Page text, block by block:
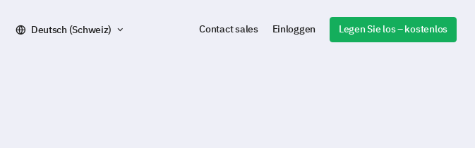
Deutsch (Schweiz) Contact sales Einloggen Legen Sie los – kostenlos